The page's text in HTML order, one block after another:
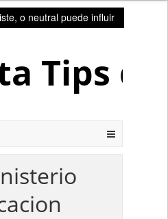
o neutral puede influir
Tips